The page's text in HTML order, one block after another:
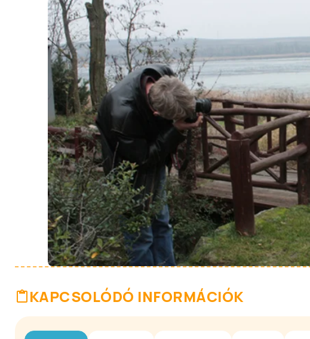
KAPCSOLÓDÓ INFORMÁCIÓK